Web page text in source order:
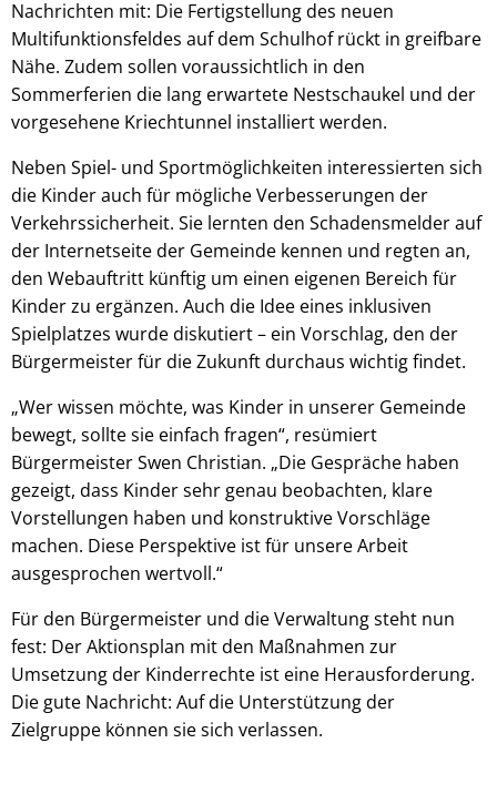
Nachrichten mit: Die Fertigstellung des neuen
Multifunktionsfeldes auf dem Schulhof rückt in greifbare
Nähe. Zudem sollen voraussichtlich in den
Sommerferien die lang erwartete Nestschaukel und der
vorgesehene Kriechtunnel installiert werden.
Neben Spiel- und Sportmöglichkeiten interessierten sich
die Kinder auch für mögliche Verbesserungen der
Verkehrssicherheit. Sie lernten den Schadensmelder auf
der Internetseite der Gemeinde kennen und regten an,
den Webauftritt künftig um einen eigenen Bereich für
Kinder zu ergänzen. Auch die Idee eines inklusiven
Spielplatzes wurde diskutiert – ein Vorschlag, den der
Bürgermeister für die Zukunft durchaus wichtig findet.
„Wer wissen möchte, was Kinder in unserer Gemeinde
bewegt, sollte sie einfach fragen“, resümiert
Bürgermeister Swen Christian. „Die Gespräche haben
gezeigt, dass Kinder sehr genau beobachten, klare
Vorstellungen haben und konstruktive Vorschläge
machen. Diese Perspektive ist für unsere Arbeit
ausgesprochen wertvoll.“
Für den Bürgermeister und die Verwaltung steht nun
fest: Der Aktionsplan mit den Maßnahmen zur
Umsetzung der Kinderrechte ist eine Herausforderung.
Die gute Nachricht: Auf die Unterstützung der
Zielgruppe können sie sich verlassen.